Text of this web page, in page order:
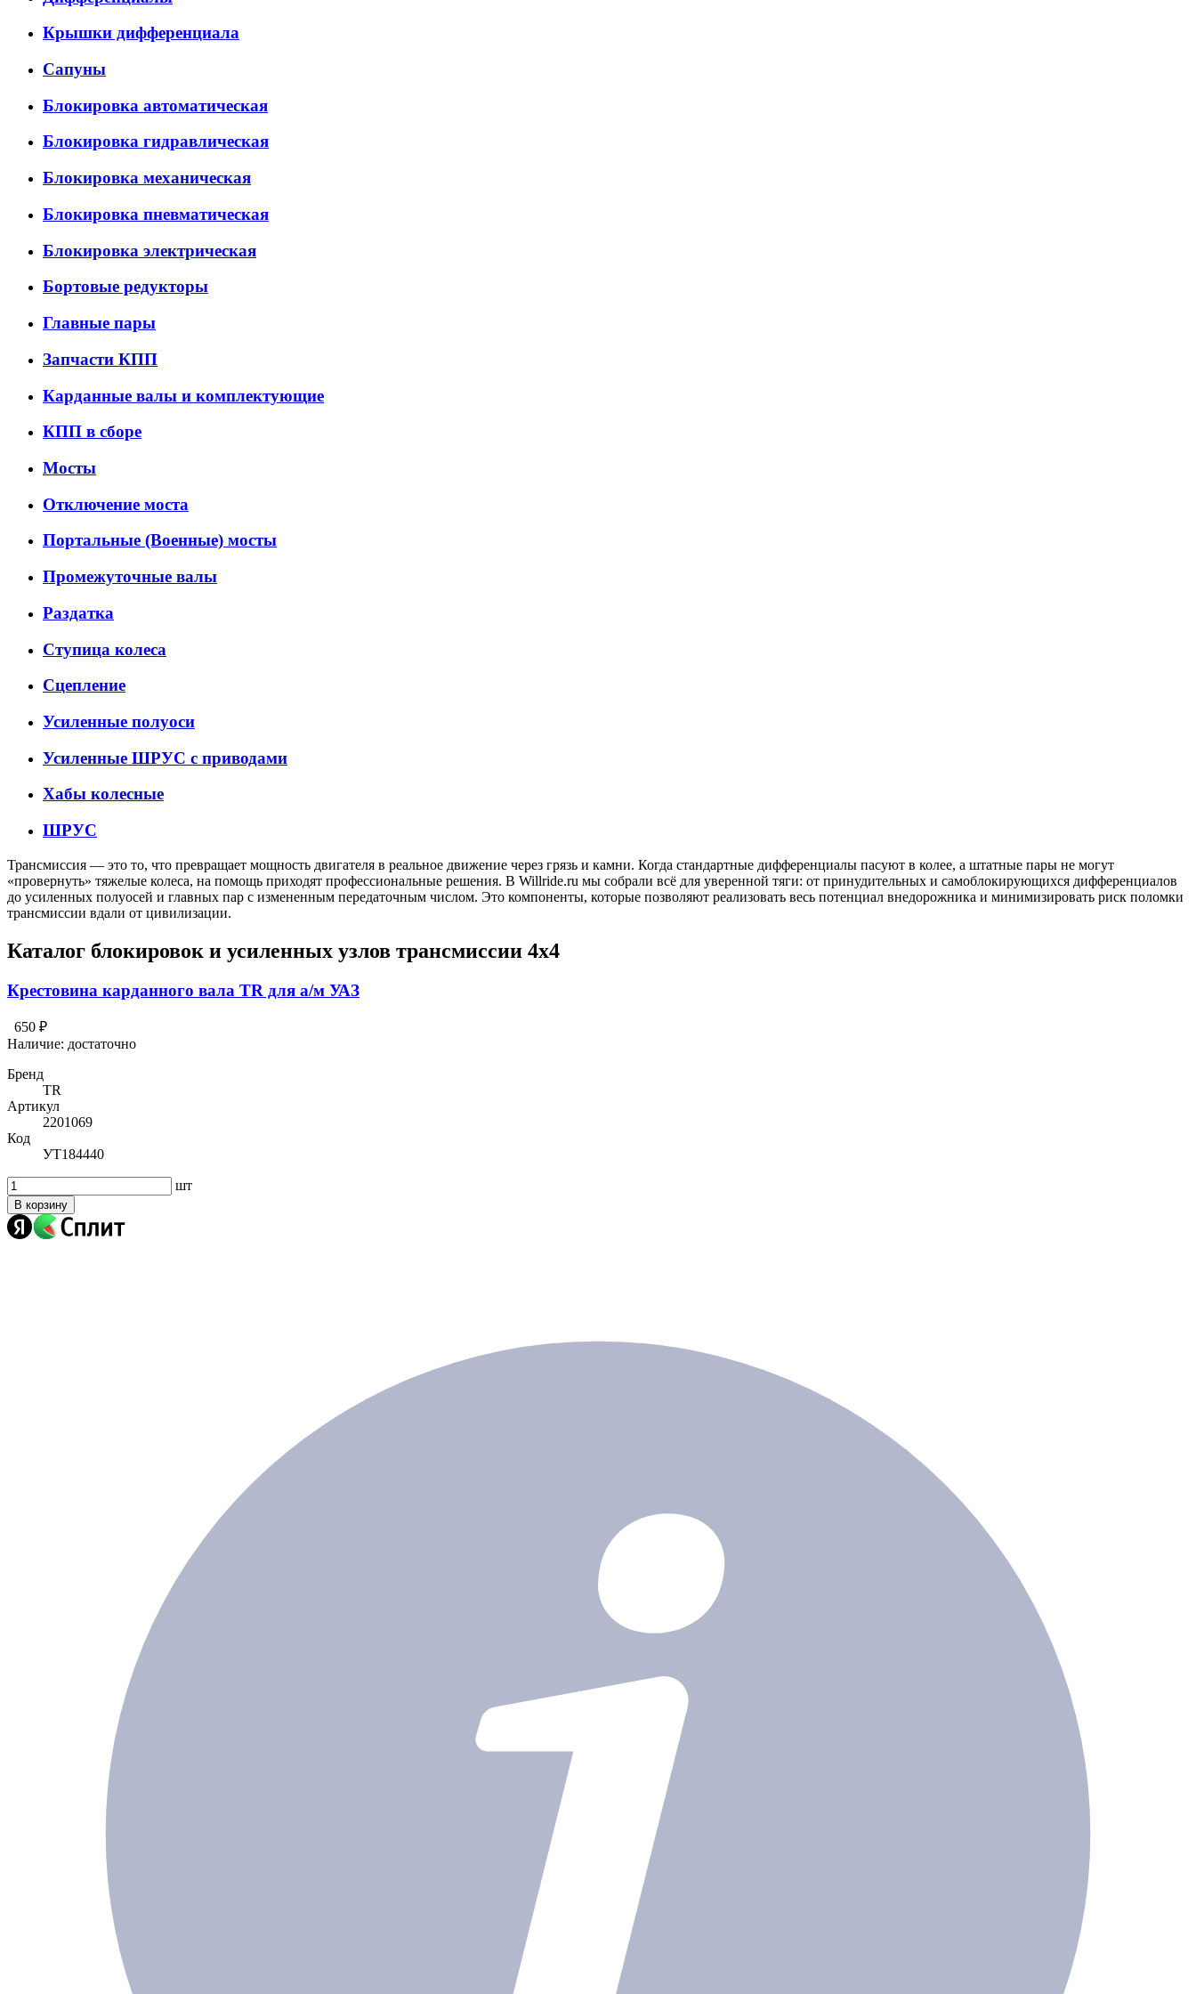
Крышки дифференциала
Сапуны
Блокировка автоматическая
Блокировка гидравлическая
Блокировка механическая
Блокировка пневматическая
Блокировка электрическая
Бортовые редукторы
Главные пары
Запчасти КПП
Карданные валы и комплектующие
КПП в сборе
Мосты
Отключение моста
Портальные (Военные) мосты
Промежуточные валы
Раздатка
Ступица колеса
Сцепление
Усиленные полуоси
Усиленные ШРУС с приводами
Хабы колесные
ШРУС
Трансмиссия — это то, что превращает мощность двигателя в реальное движение через грязь и камни. Когда стандартные дифференциалы пасуют в колее, а штатные пары не могут
«провернуть» тяжелые колеса, на помощь приходят профессиональные решения. В Willride.ru мы собрали всё для уверенной тяги: от принудительных и самоблокирующихся дифференциалов
до усиленных полуосей и главных пар с измененным передаточным числом. Это компоненты, которые позволяют реализовать весь потенциал внедорожника и минимизировать риск поломки
трансмиссии вдали от цивилизации.
Каталог блокировок и усиленных узлов трансмиссии 4х4
Крестовина карданного вала TR для а/м УАЗ
650 ₽
Наличие: достаточно
Бренд
TR
Артикул
2201069
Код
УТ184440
шт
В корзину